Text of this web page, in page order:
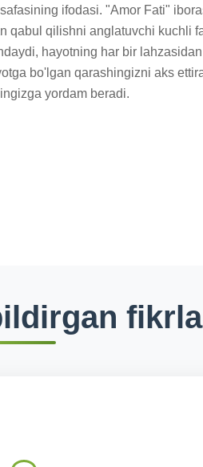
ifodasi. "Amor Fati"
qilishni anglatuvchi kuchli
hayotning har bir
bo'lgan qarashingizni aks
yordam beradi.